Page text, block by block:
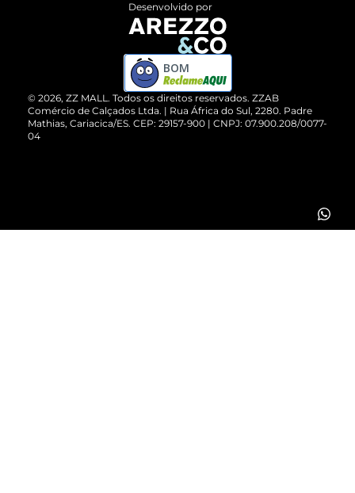
ZZ MALL é confiável
Cartão Presente
Vendas Corporativas
Devolução do Produto
Compre pelo WhatsApp
© 2026, ZZ MALL. Todos os direitos reservados. ZZAB
Comércio de Calçados Ltda. | Rua África do Sul, 2280. Padre
Mathias, Cariacica/ES. CEP: 29157-900 | CNPJ: 07.900.208/0077-
04
Desenvolvido por
BOM